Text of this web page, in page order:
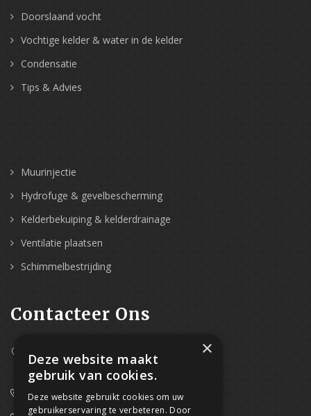
Doorslaand vocht
Vochtige kelder & water in de kelder
Condensatie
Tips & Advies
Muurinjectie
Hydrofuge & gevelbescherming
Kelderbekuiping & kelderdrainage
Ventilatie plaatsen
Schimmelbestrijding
Contacteer Ons
Westpoort 37B,
2070 Zwijndrecht
0800/61 667 (24/7 bereikbaar)
×
Deze website maakt
gebruik van cookies.
Deze website gebruikt cookies om uw
gebruikerservaring te verbeteren. Door